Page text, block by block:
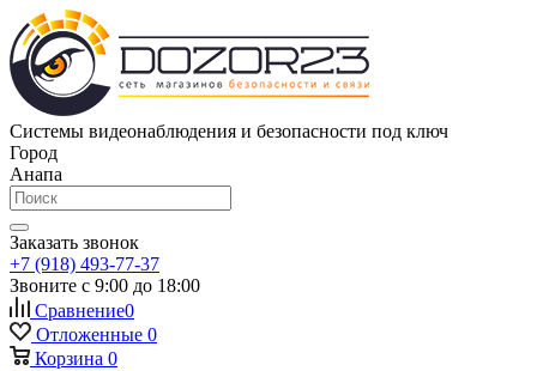
Системы видеонаблюдения и безопасности под ключ
Город
Анапа
Заказать звонок
+7 (918) 493-77-37
Звоните с 9:00 до 18:00
Сравнение0
Отложенные 0
Корзина 0